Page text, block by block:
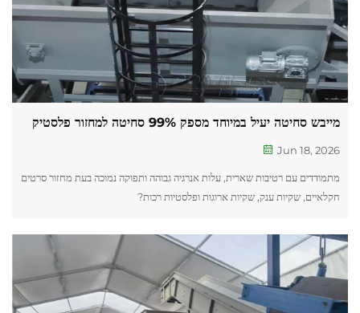
מייבש סחיטה יעיל במיוחד מספק 99% סחיטה למחזור פלסטיק
Jun 18, 2026
מתמודדים עם רטיבות שארית, עלות אנרגיה גבוהה ותפוקה נמוכה בעת מחזור סרטים
חקלאיים, שקיות ענק, שקיות ארוגות ופלסטיות רכות?